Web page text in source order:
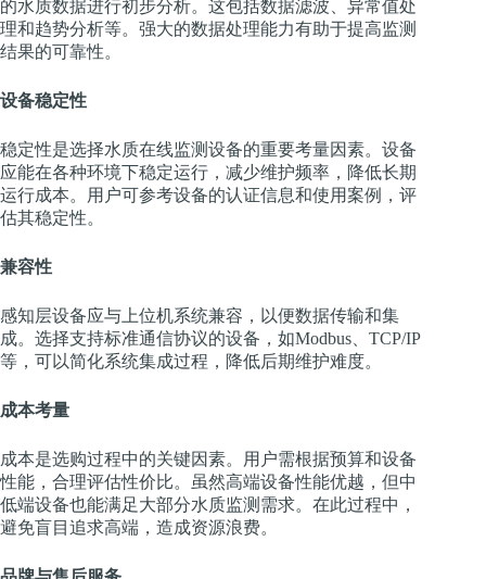
的水质数据进行初步分析。这包括数据滤波、异常值处
理和趋势分析等。强大的数据处理能力有助于提高监测
结果的可靠性。
设备稳定性
稳定性是选择水质在线监测设备的重要考量因素。设备
应能在各种环境下稳定运行，减少维护频率，降低长期
运行成本。用户可参考设备的认证信息和使用案例，评
估其稳定性。
兼容性
感知层设备应与上位机系统兼容，以便数据传输和集
成。选择支持标准通信协议的设备，如Modbus、TCP/IP
等，可以简化系统集成过程，降低后期维护难度。
成本考量
成本是选购过程中的关键因素。用户需根据预算和设备
性能，合理评估性价比。虽然高端设备性能优越，但中
低端设备也能满足大部分水质监测需求。在此过程中，
避免盲目追求高端，造成资源浪费。